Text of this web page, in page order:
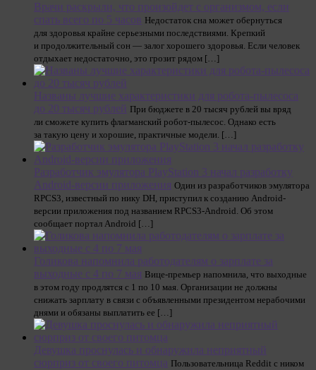
Врачи раскрыли, что произойдет с организмом, если
спать всего по 5 часов Недостаток сна может обернуться
для здоровья крайне серьезными последствиями. Крепкий
и продолжительный сон — залог хорошего здоровья. Если человек
отдыхает недостаточно, это грозит рядом […]
Названы лучшие характеристики для робота-пылесоса
до 20 тысяч рублей При бюджете в 20 тысяч рублей вы вряд
ли сможете купить флагманский робот-пылесос. Однако есть
за такую цену и хорошие, практичные модели. […]
Разработчик эмулятора PlayStation 3 начал разработку
Android-версии приложения Один из разработчиков эмулятора
RPCS3, известный по нику DH, приступил к созданию Android-
версии приложения под названием RPCS3-Android. Об этом
сообщает портал Android […]
Голикова напомнила работодателям о зарплате за
выходные с 4 по 7 мая Вице-премьер напомнила, что выходные
в этом году продлятся с 1 по 10 мая. Организации не должны
снижать зарплату в связи с объявленными президентом нерабочими
днями и обязаны выплатить ее […]
Девушка проснулась и обнаружила неприятный
сюрприз от своего питомца Пользовательница Reddit с ником